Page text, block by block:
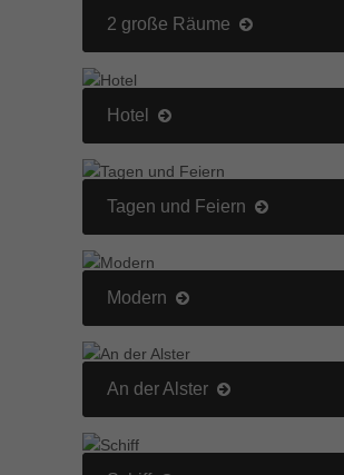
2 große Räume
Hotel
Tagen und Feiern
Modern
An der Alster